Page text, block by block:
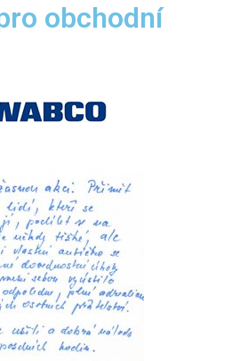
obchodní